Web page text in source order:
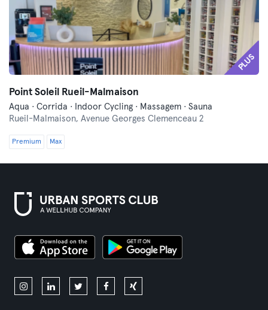
PLUS
Point Soleil Rueil-Malmaison
Aqua · Corrida · Indoor Cycling · Massagem · Sauna
Rueil-Malmaison, Avenue Georges Clemenceau 2
Premium Max